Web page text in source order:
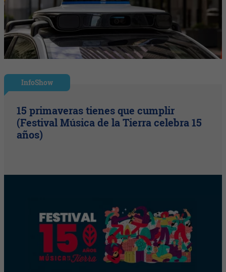
InfoShow
15 primaveras tienes que cumplir
(Festival Música de la Tierra celebra 15
años)